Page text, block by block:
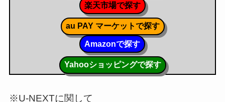
楽天市場で探す
au PAY マーケットで探す
Amazonで探す
Yahooショッピングで探す
※U-NEXTに関して